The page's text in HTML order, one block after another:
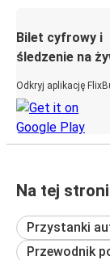
Bilet cyfrowy i
śledzenie na
Odkryj aplikację
Na tej
Przystanki
Przewodnik